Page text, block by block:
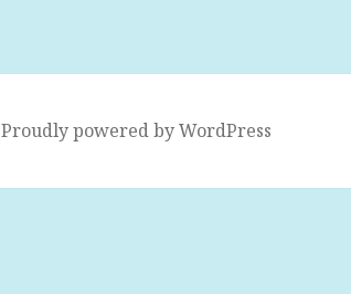
Proudly powered by WordPress